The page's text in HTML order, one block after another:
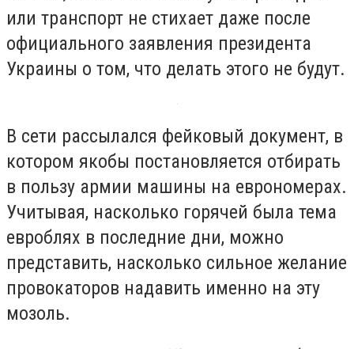
или транспорт не стихает даже после
официального заявления президента
Украины о том, что делать этого не будут.
В сети рассылался фейковый документ, в
котором якобы постановляется отбирать
в пользу армии машины на еврономерах.
Учитывая, насколько горячей была тема
евроблях в последние дни, можно
представить, насколько сильное желание
провокаторов надавить именно на эту
мозоль.